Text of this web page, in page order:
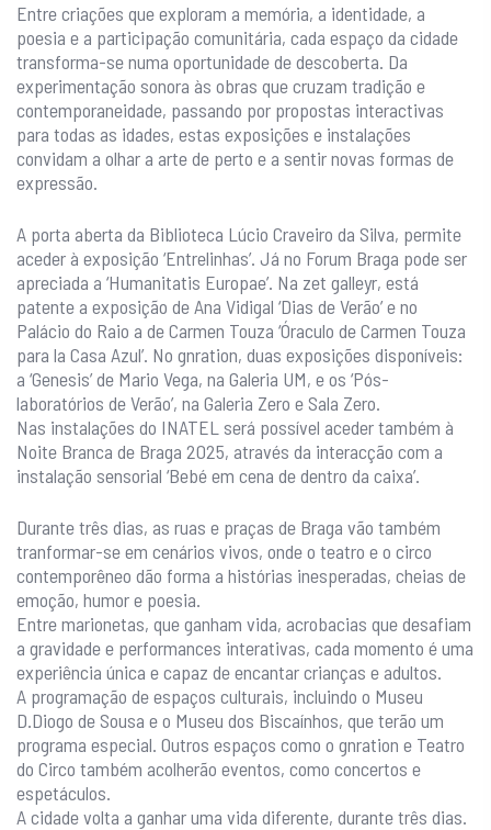
Entre criações que exploram a memória, a identidade, a
poesia e a participação comunitária, cada espaço da cidade
transforma-se numa oportunidade de descoberta. Da
experimentação sonora às obras que cruzam tradição e
contemporaneidade, passando por propostas interactivas
para todas as idades, estas exposições e instalações
convidam a olhar a arte de perto e a sentir novas formas de
expressão.
A porta aberta da Biblioteca Lúcio Craveiro da Silva, permite
aceder à exposição ‘Entrelinhas’. Já no Forum Braga pode ser
apreciada a ‘Humanitatis Europae’. Na zet galleyr, está
patente a exposição de Ana Vidigal ‘Dias de Verão’ e no
Palácio do Raio a de Carmen Touza ‘Óraculo de Carmen Touza
para la Casa Azul’. No gnration, duas exposições disponíveis:
a ‘Genesis’ de Mario Vega, na Galeria UM, e os ‘Pós-
laboratórios de Verão’, na Galeria Zero e Sala Zero.
Nas instalações do INATEL será possível aceder também à
Noite Branca de Braga 2025, através da interacção com a
instalação sensorial ‘Bebé em cena de dentro da caixa’.
Durante três dias, as ruas e praças de Braga vão também
tranformar-se em cenários vivos, onde o teatro e o circo
contemporêneo dão forma a histórias inesperadas, cheias de
emoção, humor e poesia.
Entre marionetas, que ganham vida, acrobacias que desafiam
a gravidade e performances interativas, cada momento é uma
experiência única e capaz de encantar crianças e adultos.
A programação de espaços culturais, incluindo o Museu
D.Diogo de Sousa e o Museu dos Biscaínhos, que terão um
programa especial. Outros espaços como o gnration e Teatro
do Circo também acolherão eventos, como concertos e
espetáculos.
A cidade volta a ganhar uma vida diferente, durante três dias.